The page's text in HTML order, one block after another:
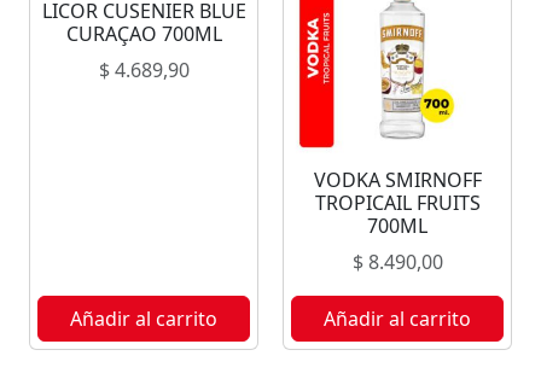
LICOR CUSENIER BLUE
CURAÇAO 700ML
$4.689,90
Añadir al carrito
VODKA SMIRNOFF
TROPICAIL FRUITS
700ML
$8.490,00
Añadir al carrito